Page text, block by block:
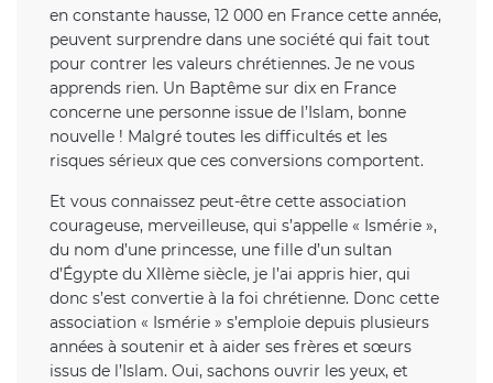
en constante hausse, 12 000 en France cette année,
peuvent surprendre dans une société qui fait tout
pour contrer les valeurs chrétiennes. Je ne vous
apprends rien. Un Baptême sur dix en France
concerne une personne issue de l’Islam, bonne
nouvelle ! Malgré toutes les difficultés et les
risques sérieux que ces conversions comportent.
Et vous connaissez peut-être cette association
courageuse, merveilleuse, qui s’appelle « Ismérie »,
du nom d’une princesse, une fille d’un sultan
d’Égypte du XIIème siècle, je l’ai appris hier, qui
donc s’est convertie à la foi chrétienne. Donc cette
association « Ismérie » s’emploie depuis plusieurs
années à soutenir et à aider ses frères et sœurs
issus de l’Islam. Oui, sachons ouvrir les yeux, et